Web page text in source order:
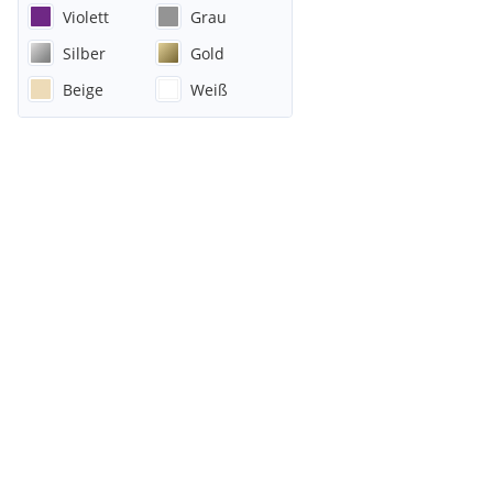
Violett
Grau
Silber
Gold
Beige
Weiß